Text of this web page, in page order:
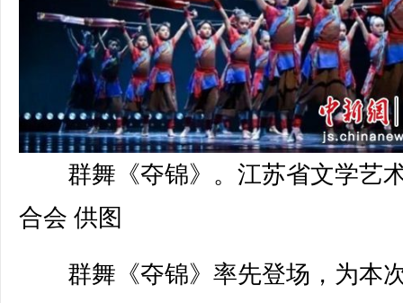
群舞《夺锦》。江苏省文学艺
合会 供图
群舞《夺锦》率先登场，为本